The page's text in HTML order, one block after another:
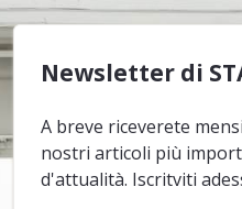
Newsletter di
A breve riceverete
nostri articoli più
d'attualità. Iscritviti